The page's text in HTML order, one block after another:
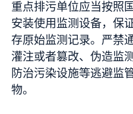
重点排污单位应当按照
安装使用监测设备，保
存原始监测记录。严禁
灌注或者篡改、伪造监
防治污染设施等逃避监
物。